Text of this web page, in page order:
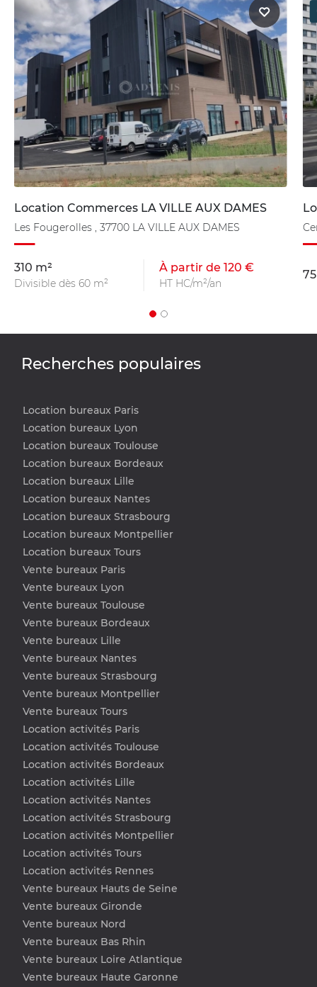
Location Commerces LA VILLE AUX DAMES
Les Fougerolles , 37700 LA VILLE AUX DAMES
310 m²
Divisible dès 60 m²
À partir de 120 €
HT HC/m²/an
Recherches populaires
Location bureaux Paris
Location bureaux Lyon
Location bureaux Toulouse
Location bureaux Bordeaux
Location bureaux Lille
Location bureaux Nantes
Location bureaux Strasbourg
Location bureaux Montpellier
Location bureaux Tours
Vente bureaux Paris
Vente bureaux Lyon
Vente bureaux Toulouse
Vente bureaux Bordeaux
Vente bureaux Lille
Vente bureaux Nantes
Vente bureaux Strasbourg
Vente bureaux Montpellier
Vente bureaux Tours
Location activités Paris
Location activités Toulouse
Location activités Bordeaux
Location activités Lille
Location activités Nantes
Location activités Strasbourg
Location activités Montpellier
Location activités Tours
Location activités Rennes
Vente bureaux Hauts de Seine
Vente bureaux Gironde
Vente bureaux Nord
Vente bureaux Bas Rhin
Vente bureaux Loire Atlantique
Vente bureaux Haute Garonne